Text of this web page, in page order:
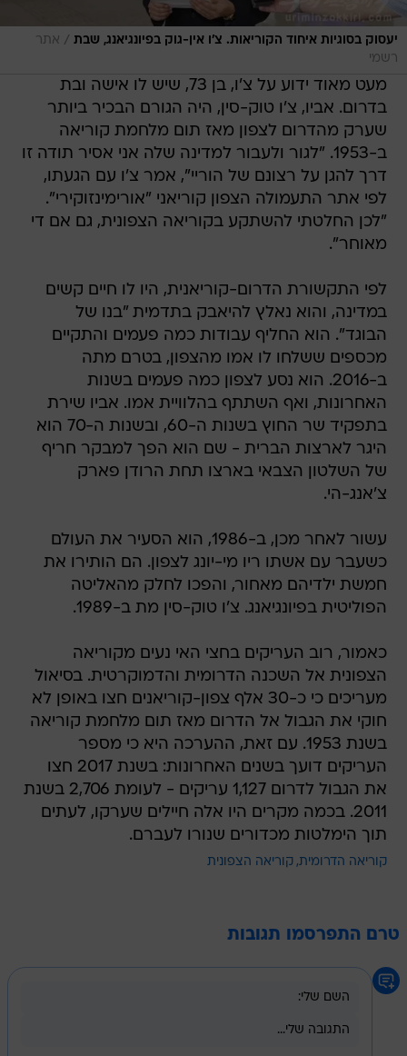
יעסוק בסוגיות איחוד הקוריאות. צ'ו אין-גוק בפיונגיאנג, שבת / אתר
רשמי
מעט מאוד ידוע על צ'ו, בן 73, שיש לו אישה ובת
בדרום. אביו, צ'ו טוק-סין, היה הגורם הבכיר ביותר
שערק מהדרום לצפון מאז תום מלחמת קוריאה
ב-1953. "לגור ולעבור למדינה שלה אני אסיר תודה זו
דרך להגן על רצונם של הוריי", אמר צ'ו עם הגעתו,
לפי אתר התעמולה הצפון קוריאני "אורימינזוקירי".
"לכן החלטתי להשתקע בקוריאה הצפונית, גם אם די
מאוחר".
לפי התקשורת הדרום-קוריאנית, היו לו חיים קשים
במדינה, והוא נאלץ להיאבק בתדמית "בנו של
הבוגד". הוא החליף עבודות כמה פעמים והתקיים
מכספים ששלחו לו אמו מהצפון, בטרם מתה
ב-2016. הוא נסע לצפון כמה פעמים בשנות
האחרונות, ואף השתתף בהלוויית אמו. אביו שירת
בתפקיד שר החוץ בשנות ה-60, ובשנות ה-70 הוא
היגר לארצות הברית - שם הוא הפך למבקר חריף
של השלטון הצבאי בארצו תחת הרודן פארק
צ'אנג-הי.
עשור לאחר מכן, ב-1986, הוא הסעיר את העולם
כשעבר עם אשתו ריו מי-יונג לצפון. הם הותירו את
חמשת ילדיהם מאחור, והפכו לחלק מהאליטה
הפוליטית בפיונגיאנג. צ'ו טוק-סין מת ב-1989.
כאמור, רוב העריקים בחצי האי נעים מקוריאה
הצפונית אל השכנה הדרומית והדמוקרטית. בסיאול
מעריכים כי כ-30 אלף צפון-קוריאנים חצו באופן לא
חוקי את הגבול אל הדרום מאז תום מלחמת קוריאה
בשנת 1953. עם זאת, ההערכה היא כי מספר
העריקים דועך בשנים האחרונות: בשנת 2017 חצו
את הגבול לדרום 1,127 עריקים - לעומת 2,706 בשנת
2011. בכמה מקרים היו אלה חיילים שערקו, לעתים
תוך הימלטות מכדורים שנורו לעברם.
קוריאה הדרומית קוריאה הצפונית
טרם התפרסמו תגובות